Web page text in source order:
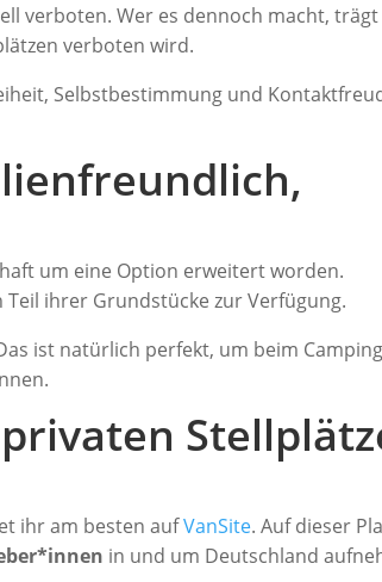
verboten. Wer es dennoch macht, trägt
verboten wird.
Selbstbestimmung und
um eine Option erweitert worden.
ihrer Grundstücke zur Verfügung.
ist natürlich perfekt, um beim
ihr am besten aufVanSite. Auf dieser
in und um Deutschland